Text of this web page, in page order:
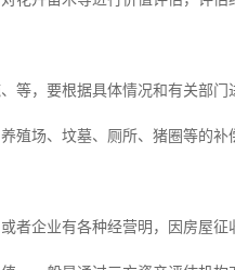
等，要根据具体情况和有关部
殖场、坟墓、厕所、猪圈等的补
者企业有各种经营明，因房屋